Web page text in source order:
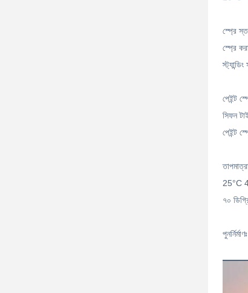
স্প্রে
স্প্রে
পেইন্ট
সিফন
পেইন্ট
25°C
৭০